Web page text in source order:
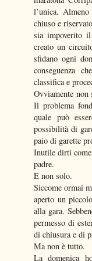
l’unica.
chiuso e
sia impoverito
creato un
sfidano ogni
conseguenza
classifica e
Ovviamente
Il problema
quale può
possibilità di
paio di garette
Inutile dirti come
padre.
E non solo.
Siccome ormai
aperto un
alla gara.
permesso di
di chiusura e di
Ma non è tutto.
La domenica